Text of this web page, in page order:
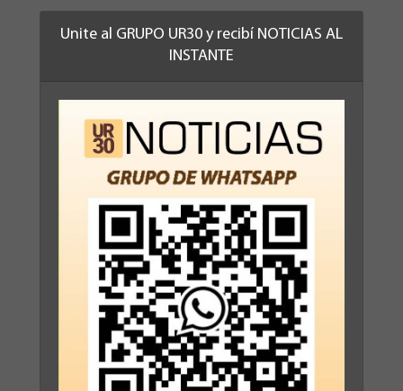
Unite al GRUPO UR30 y recibí NOTICIAS AL
INSTANTE